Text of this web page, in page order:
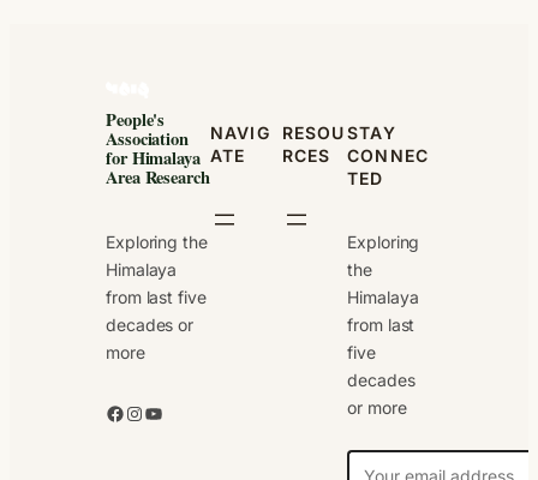
People's
Association
for Himalaya
Area Research
Exploring the
Himalaya
from last five
decades or
more
Facebook Instagram YouTube
NAVIG
ATE
RESOU
RCES
STAY
CONNEC
TED
Exploring
the
Himalaya
from last
five
decades
or more